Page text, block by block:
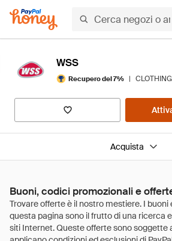
WSS
Recupero del 7% |
Acquista
Buoni, codici promozionali e